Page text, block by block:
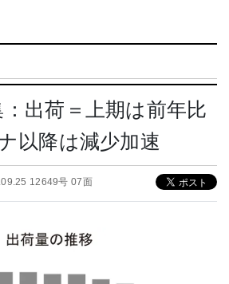
出荷＝上期は前年比
以降は減少加速
12649号 07面